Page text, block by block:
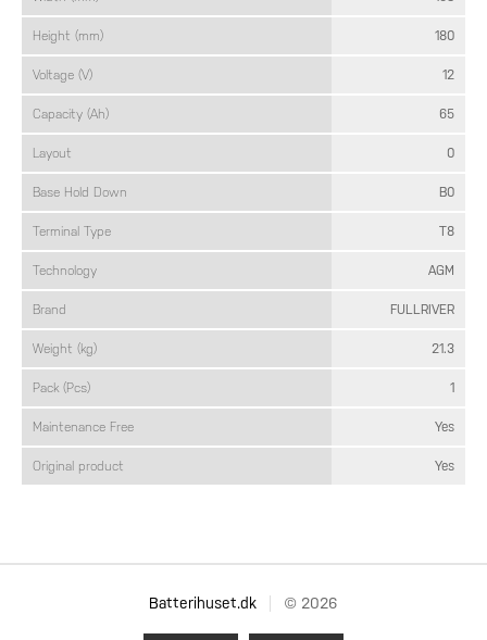
Height (mm) 180
Voltage (V) 12
Capacity (Ah) 65
Layout 0
Base Hold Down B0
Terminal Type T8
Technology AGM
Brand FULLRIVER
Weight (kg) 21.3
Pack (Pcs) 1
Maintenance Free Yes
Original product Yes
Batterihuset.dk © 2026